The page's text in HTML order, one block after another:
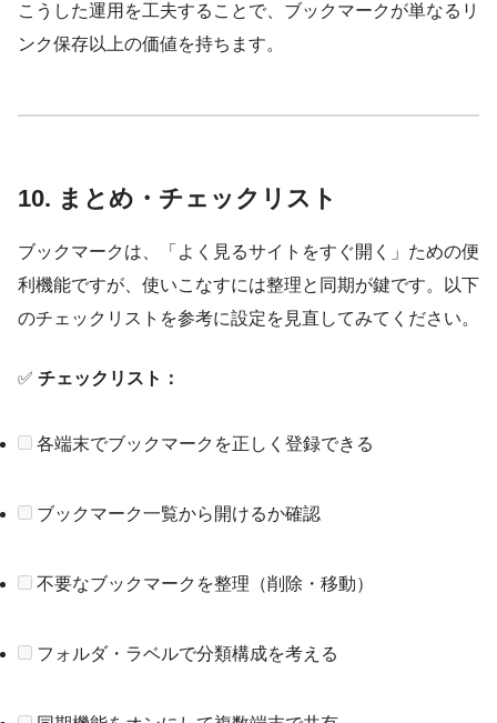
こうした運用を工夫することで、ブックマークが単なるリ
ンク保存以上の価値を持ちます。
10. まとめ・チェックリスト
ブックマークは、「よく見るサイトをすぐ開く」ための便
利機能ですが、使いこなすには整理と同期が鍵です。以下
のチェックリストを参考に設定を見直してみてください。
✅ チェックリスト：
各端末でブックマークを正しく登録できる
ブックマーク一覧から開けるか確認
不要なブックマークを整理（削除・移動）
フォルダ・ラベルで分類構成を考える